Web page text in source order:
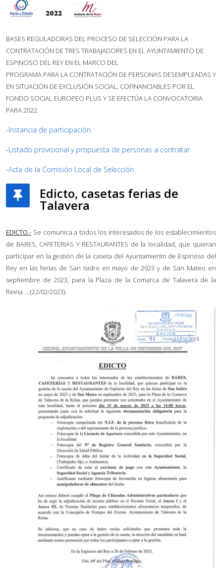
BASES REGULADORAS DEL PROCESO DE SELECCIÓN PARA LA
CONTRATACIÓN DE TRES TRABAJADORES EN EL AYUNTAMIENTO DE
ESPINOSO DEL REY EN EL MARCO DEL
PROGRAMA PARA LA CONTRATACIÓN DE PERSONAS DESEMPLEADAS Y
EN SITUACIÓN DE EXCLUSIÓN SOCIAL, COFINANCIABLES POR EL
FONDO SOCIAL EUROPEO PLUS Y SE EFECTÚA LA CONVOCATORIA
PARA 2022.
-Instancia de participación
-Listado provisional y propuesta de personas a contratar
-Acta de la Comisión Local de Selección
Edicto, casetas ferias de
Talavera
EDICTO.- Se comunica a todos los interesados de los establecimientos
de BARES, CAFETERIAS Y RESTAURANTES de la localidad, que quieran
participar en la gestión de la caseta del Ayuntamiento de Espinoso del
Rey en las ferias de San Isidro en mayo de 2023 y de San Mateo en
septiembre de 2023, para la Plaza de la Comarca de Talavera de la
Reina ... (22/02/2023).